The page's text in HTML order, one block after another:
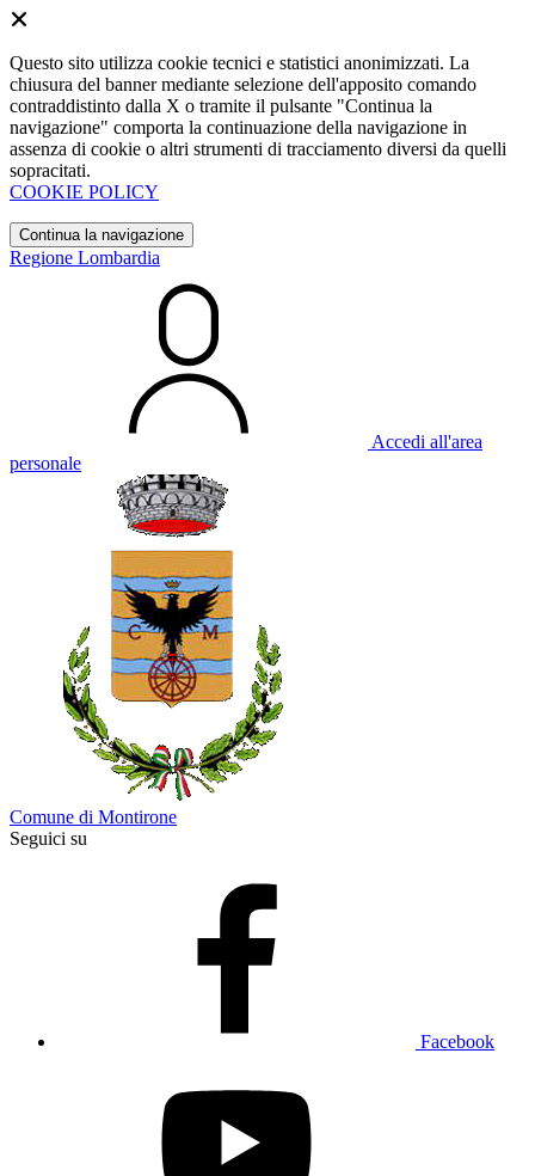
Questo sito utilizza cookie tecnici e statistici anonimizzati. La
chiusura del banner mediante selezione dell'apposito comando
contraddistinto dalla X o tramite il pulsante "Continua la
navigazione" comporta la continuazione della navigazione in
assenza di cookie o altri strumenti di tracciamento diversi da quelli
sopracitati.
COOKIE POLICY
Continua la navigazione
Regione Lombardia
Accedi all'area
personale
Comune di Montirone
Seguici su
Facebook